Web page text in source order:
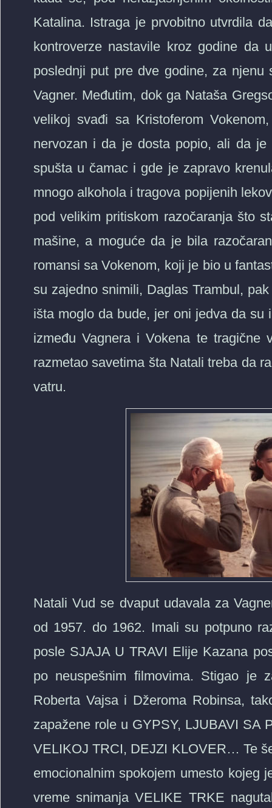
Katalina. Istraga je prvobitno utvrdila
kontroverze nastavile kroz godine da
poslednji put pre dve godine, za
Vagner. Međutim, dok ga Nataša
velikoj svađi sa Kristoferom
nervozan i da je dosta popio, ali da
spušta u čamac i gde je zapravo
mnogo alkohola i tragova popijenih
pod velikim pritiskom razočaranja što
mašine, a moguće da je bila
romansi sa Vokenom, koji je bio u
su zajedno snimili, Daglas Trambul,
išta moglo da bude, jer oni jedva da
između Vagnera i Vokena te
razmetao savetima šta Natali treba da
vatru.
Natali Vud se dvaput udavala za
od 1957. do 1962. Imali su potpuno
posle SJAJA U TRAVI Elije Kazana
po neuspešnim filmovima. Stigao je
Roberta Vajsa i Džeroma Robinsa,
zapažene role u GYPSY, LJUBAVI SA
VELIKOJ TRCI, DEJZI KLOVER… Te
emocionalnim spokojem umesto kojeg
vreme snimanja VELIKE TRKE